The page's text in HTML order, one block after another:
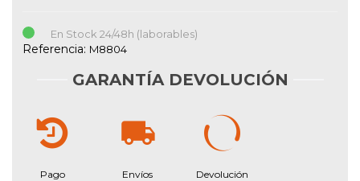
En Stock 24/48h (laborables)
Referencia: M8804
GARANTÍA DEVOLUCIÓN
Pago
Envíos
Devolución